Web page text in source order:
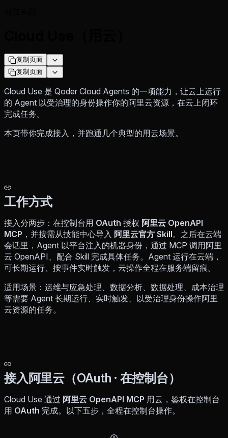
复制页面
复制页面
Cloud Use 是 Qoder Cloud Agents 的一项能力，让云上运行
的 Agent 以受治理的身份操作你的阿里云资源，在云上闭环
完成任务。
本页带你完成接入，并跑通几个典型的用云场景。
工作方式
接入分两步：在控制台用 OAuth 授权 阿里云 OpenAPI
MCP ，并按需从技能中心导入 阿里云官方 Skill。之后在云端
会话里，Agent 以平台注入的机器身份，通过 MCP 调用阿里
云 OpenAPI、配合 Skill 完成具体任务。Agent 运行在云端，
可长期运行、按事件实时触发，云操作全程在服务端留痕。
适用场景：运维与应急处理、数据分析、数据处理、成本治理
等需要 Agent 长期运行、实时触发、以受治理身份操作阿里
云资源的任务。
接入阿里云（OAuth · 在控制台）
Cloud Use 通过 阿里云 OpenAPI MCP 用云，鉴权在控制台
用 OAuth 完成。以下五步，全程在控制台操作。